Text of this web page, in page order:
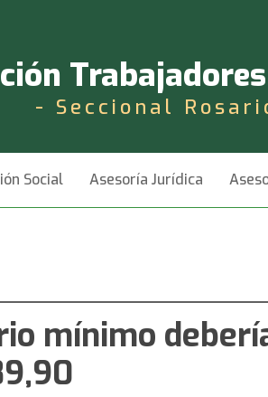
- Seccional
Social Asesoría Jurídica
mínimo